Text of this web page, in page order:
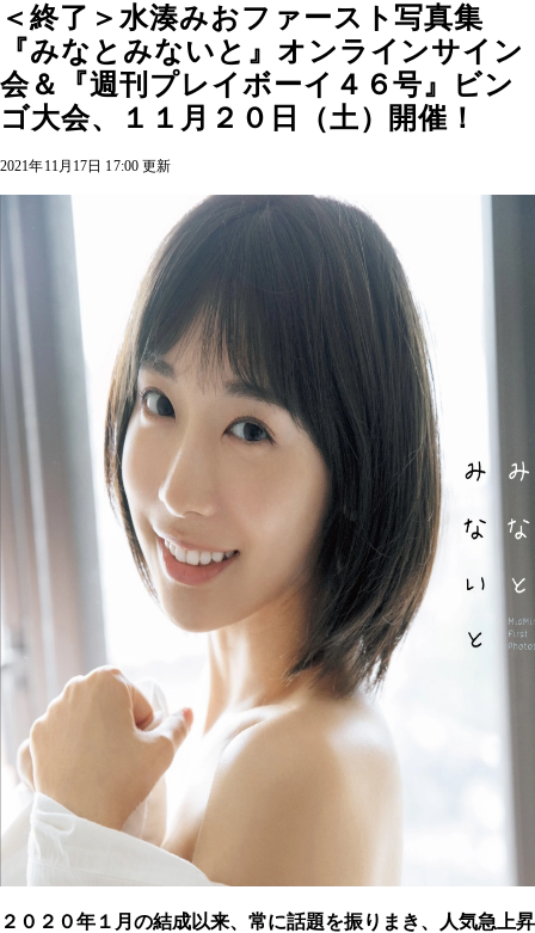
＜終了＞水湊みおファースト写真集
『みなとみないと』オンラインサイン
会＆『週刊プレイボーイ４６号』ビン
ゴ大会、１１月２０日（土）開催！
2021年11月17日 17:00 更新
２０２０年１月の結成以来、常に話題を振りまき、人気急上昇